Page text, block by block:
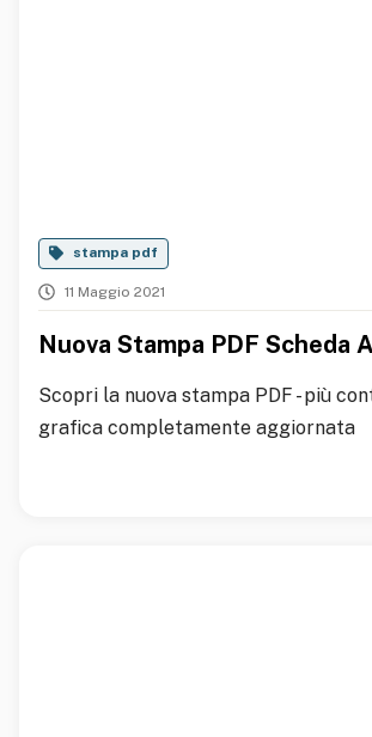
stampa pdf
11 Maggio 2021
Nuova Stampa PDF Scheda
Scopri la nuova stampa PDF - più
grafica completamente aggiornata